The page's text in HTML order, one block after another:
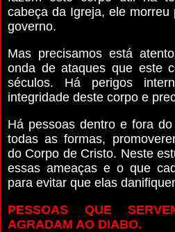
cabeça da Igreja, ele
governo.
Mas precisamos está
onda de ataques que este
séculos. Há perigos
integridade deste corpo e
Há pessoas dentro e fora
todas as formas,
do Corpo de Cristo. Neste
essas ameaças e o que
para evitar que elas
PESSOAS QUE
AGRADAM AO DIABO.